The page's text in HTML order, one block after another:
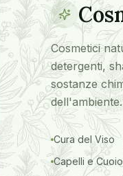
Cosmetici
detergenti,
sostanze
dell'ambiente.
Cura del Viso
Capelli e